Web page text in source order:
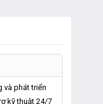
và phát triển
kỹ thuật 24/7